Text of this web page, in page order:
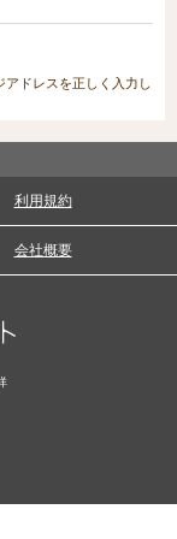
ドレスを正しく入力し
利用規約
会社概要